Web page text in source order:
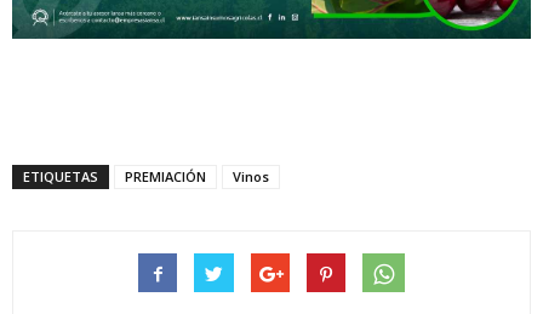
ETIQUETAS PREMIACIÓN Vinos